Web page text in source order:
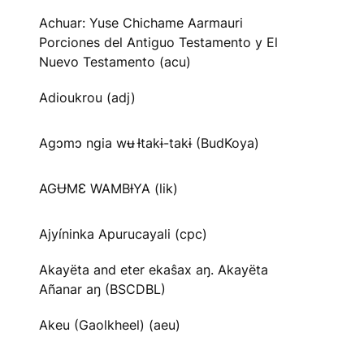
Achuar: Yuse Chichame Aarmauri
Porciones del Antiguo Testamento y El
Nuevo Testamento (acu)
Adioukrou (adj)
Agɔmɔ ngia wʉ Ɨtakɨ-takɨ (BudKoya)
AGɄMƐ WAMBƗYA (lik)
Ajyíninka Apurucayali (cpc)
Akayëta and eter ekaŝax aŋ. Akayëta
Añanar aŋ (BSCDBL)
Akeu (Gaolkheel) (aeu)